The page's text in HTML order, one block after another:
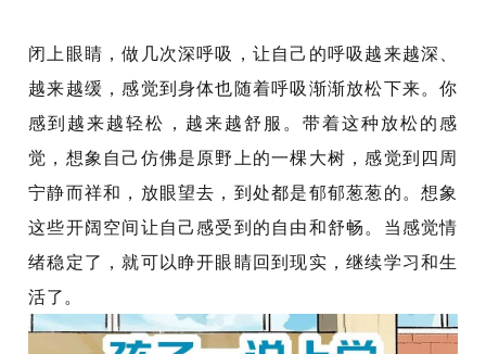
闭上眼睛，做几次深呼吸，让自己的呼吸越来越深、
越来越缓，感觉到身体也随着呼吸渐渐放松下来。你
感到越来越轻松，越来越舒服。带着这种放松的感
觉，想象自己仿佛是原野上的一棵大树，感觉到四周
宁静而祥和，放眼望去，到处都是郁郁葱葱的。想象
这些开阔空间让自己感受到的自由和舒畅。当感觉情
绪稳定了，就可以睁开眼睛回到现实，继续学习和生
活了。